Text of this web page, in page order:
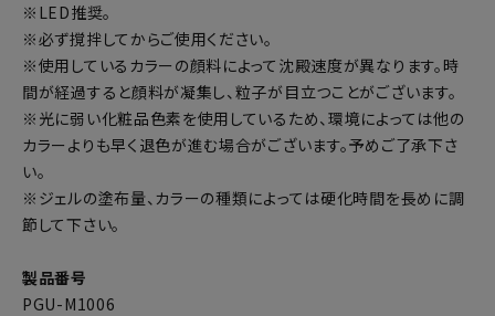
※LED推奨。
※必ず撹拌してからご使用ください。
※使用しているカラーの顔料によって沈殿速度が異なります。時
間が経過すると顔料が凝集し、粒子が目立つことがございます。
※光に弱い化粧品色素を使用しているため、環境によっては他の
カラーよりも早く退色が進む場合がございます。予めご了承下さ
い。
※ジェルの塗布量、カラーの種類によっては硬化時間を長めに調
節して下さい。
製品番号
PGU-M1006